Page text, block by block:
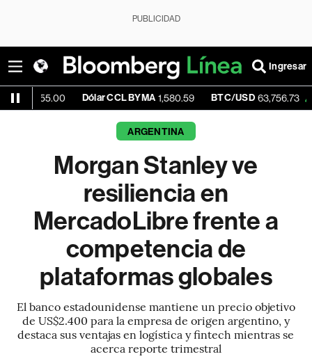
PUBLICIDAD
Ingresar
Dólar CCL BYMA 1,580.59 BTC/USD 63,756.73 +0.02%
ARGENTINA
Morgan Stanley ve
resiliencia en
MercadoLibre frente a
competencia de
plataformas globales
El banco estadounidense mantiene un precio objetivo
de US$2.400 para la empresa de origen argentino, y
destaca sus ventajas en logística y fintech mientras se
acerca reporte trimestral